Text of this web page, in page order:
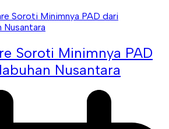
Soroti Minimnya PAD
Nusantara